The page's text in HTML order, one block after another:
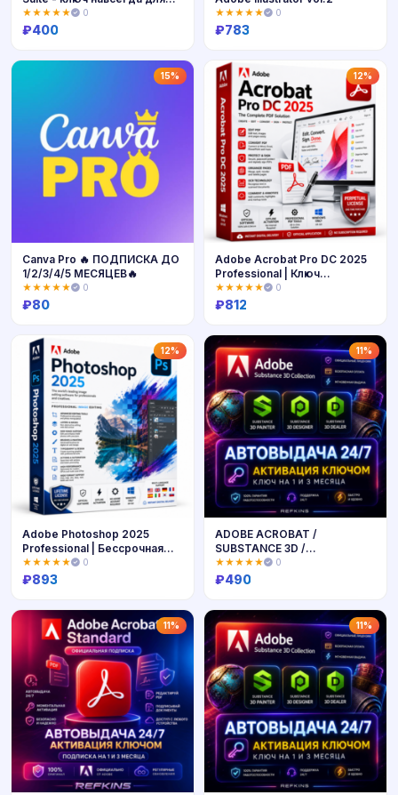
MacOS
★★★★★ 0
₽400
★★★★★ 0
₽783
15%
Canva Pro 🔥 ПОДПИСКА ДО
1/2/3/4/5 МЕСЯЦЕВ🔥
★★★★★ 0
₽80
12%
Купить
Adobe Acrobat Pro DC 2025
Professional | Ключ
бессрочной лицензии
★★★★★ 0
₽812
12%
Купить
Adobe Photoshop 2025
Professional | Бессрочная
лицензия | PC | Мгновенная
доставка
★★★★★ 0
₽893
11%
Купить
ADOBE ACROBAT /
SUBSTANCE 3D /
PHOTOGRAPHY PLAN 1TB /
STOCK 510 CREDITS КОД
★★★★★ 0
₽490
11% 11%